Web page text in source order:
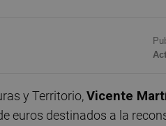
y Territorio,Vicente
euros destinados a la